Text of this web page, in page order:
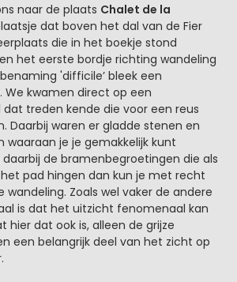
naar de plaats Chalet de la
dat boven het dal van de Fier
die in het boekje stond
het eerste bordje richting wandeling
'difficile’ bleek een
kwamen direct op een
treden kende die voor een reus
Daarbij waren er gladde stenen en
waaraan je je gemakkelijk kunt
de bramenbegroetingen die als
pad hingen dan kun je met recht
wandeling. Zoals wel vaker de andere
is dat het uitzicht fenomenaal kan
hier dat ook is, alleen de grijze
een belangrijk deel van het zicht op